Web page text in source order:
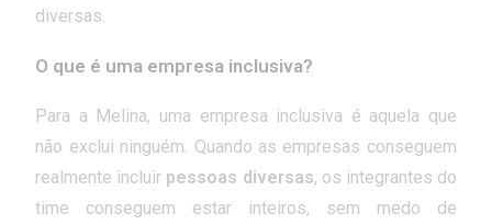
diversas.
O que é uma empresa inclusiva?
Para a Melina, uma empresa inclusiva é aquela que
não exclui ninguém. Quando as empresas conseguem
realmente incluir pessoas diversas, os integrantes do
time
conseguem estar inteiros, sem medo de